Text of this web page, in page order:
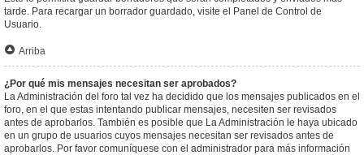
tarde. Para recargar un borrador guardado, visite el Panel de Control de
Usuario.
Arriba
¿Por qué mis mensajes necesitan ser aprobados?
La Administración del foro tal vez ha decidido que los mensajes publicados en el
foro, en el que estas intentando publicar mensajes, necesiten ser revisados
antes de aprobarlos. También es posible que La Administración le haya ubicado
en un grupo de usuarios cuyos mensajes necesitan ser revisados antes de
aprobarlos. Por favor comuníquese con el administrador para más información